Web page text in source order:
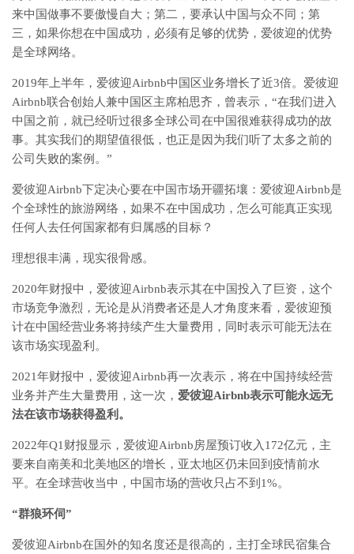
来中国做事不要傲慢自大；第二，要承认中国与众不同；第
三，如果你想在中国成功，必须有足够的优势，爱彼迎的优势
是全球网络。
2019年上半年，爱彼迎Airbnb中国区业务增长了近3倍。爱彼迎
Airbnb联合创始人兼中国区主席柏思齐，曾表示，“在我们进入
中国之前，就已经听过很多全球公司在中国很难获得成功的故
事。其实我们的期望值很低，也正是因为我们听了太多之前的
公司失败的案例。”
爱彼迎Airbnb下定决心要在中国市场开疆拓壤：爱彼迎Airbnb是
个全球性的旅游网络，如果不在中国成功，怎么可能真正实现
任何人去任何国家都有归属感的目标？
理想很丰满，现实很骨感。
2020年财报中，爱彼迎Airbnb表示其在中国投入了巨资，这个
市场竞争激烈，无论是从消费者还是人才角度来看，爱彼迎预
计在中国经营业务将持续产生大量费用，同时表示可能无法在
该市场实现盈利。
2021年财报中，爱彼迎Airbnb再一次表示，将在中国持续经营
业务并产生大量费用，这一次， 爱彼迎Airbnb表示可能永远无
法在该市场获得盈利。
2022年Q1财报显示，爱彼迎Airbnb房屋预订收入172亿元，主
要来自南美和北美地区的增长，亚太地区仍未回到疫情前水
平。在全球营收当中，中国市场的营收只占不到1%。
“群狼环伺”
爱彼迎Airbnb在国外的知名度还是很高的，主打全球民宿集合